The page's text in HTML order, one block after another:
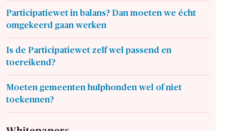
Participatiewet in balans? Dan moeten we écht
omgekeerd gaan werken
Is de Participatiewet zelf wel passend en
toereikend?
Moeten gemeenten hulphonden wel of niet
toekennen?